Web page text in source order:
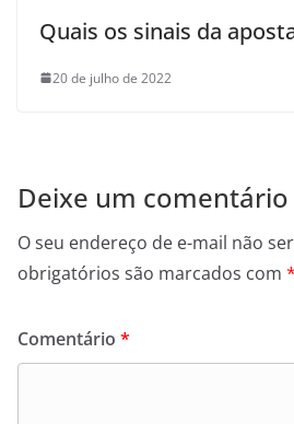
Quais os sinais da
20 de julho de 2022
Deixe um comentário
O seu endereço de e-mail não
obrigatórios são marcados com *
Comentário *